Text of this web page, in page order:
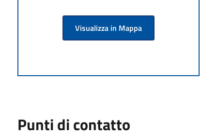
Visualizza in Mappa
Punti di contatto